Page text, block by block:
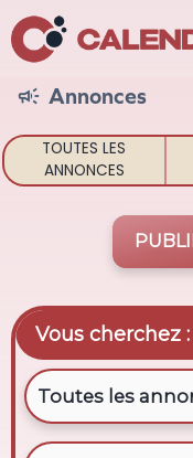
 Annonces
TOUTES LES
ANNONCES
Vous cherchez :